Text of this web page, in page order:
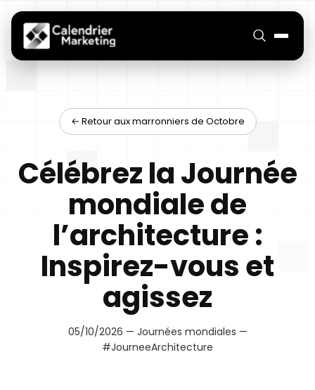
← Retour aux marronniers de Octobre
Célébrez la Journée
mondiale de
l’architecture :
Inspirez-vous et
agissez
05/10/2026 — Journées mondiales —
#JourneeArchitecture